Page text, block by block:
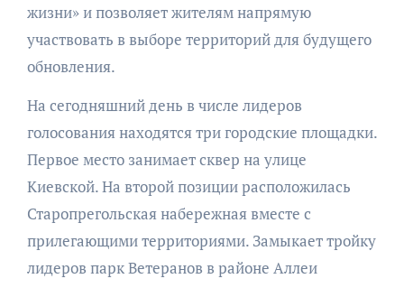
жизни» и позволяет жителям напрямую
участвовать в выборе территорий для будущего
обновления.
На сегодняшний день в числе лидеров
голосования находятся три городские площадки.
Первое место занимает сквер на улице
Киевской. На второй позиции расположилась
Старопрегольская набережная вместе с
прилегающими территориями. Замыкает тройку
лидеров парк Ветеранов в районе Аллеи